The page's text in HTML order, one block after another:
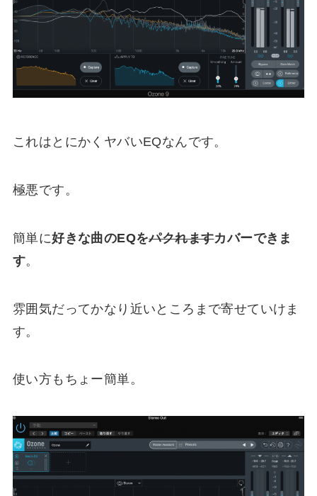
これはとにかくヤバいEQなんです。
極悪です。
簡単に好きな曲のEQをパクれますカバーできま
す。
雰囲気だってかなり近いところまで寄せていけま
す。
使い方もちょー簡単。